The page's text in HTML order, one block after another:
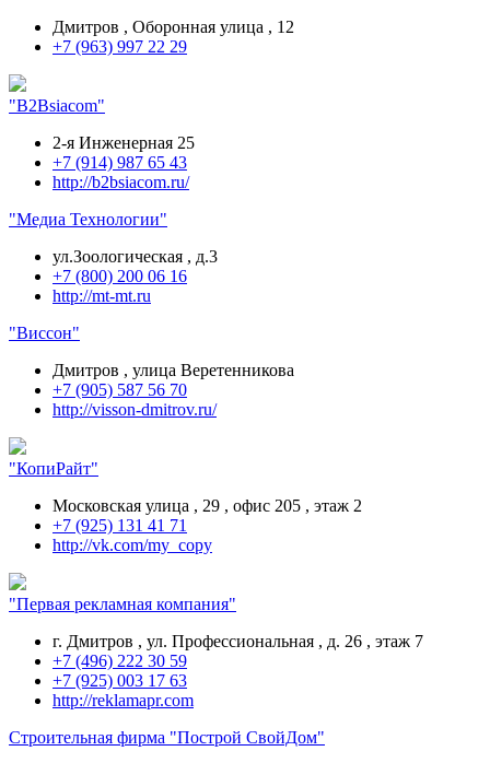
Дмитров , Оборонная улица , 12
+7 (963) 997 22 29
"В2Вsiacom"
2-я Инженерная 25
+7 (914) 987 65 43
http://b2bsiacom.ru/
"Медиа Технологии"
ул.Зоологическая , д.3
+7 (800) 200 06 16
http://mt-mt.ru
"Виссон"
Дмитров , улица Веретенникова
+7 (905) 587 56 70
http://visson-dmitrov.ru/
"КопиРайт"
Московская улица , 29 , офис 205 , этаж 2
+7 (925) 131 41 71
http://vk.com/my_copy
"Первая рекламная компания"
г. Дмитров , ул. Профессиональная , д. 26 , этаж 7
+7 (496) 222 30 59
+7 (925) 003 17 63
http://reklamapr.com
Строительная фирма "Построй СвойДом"